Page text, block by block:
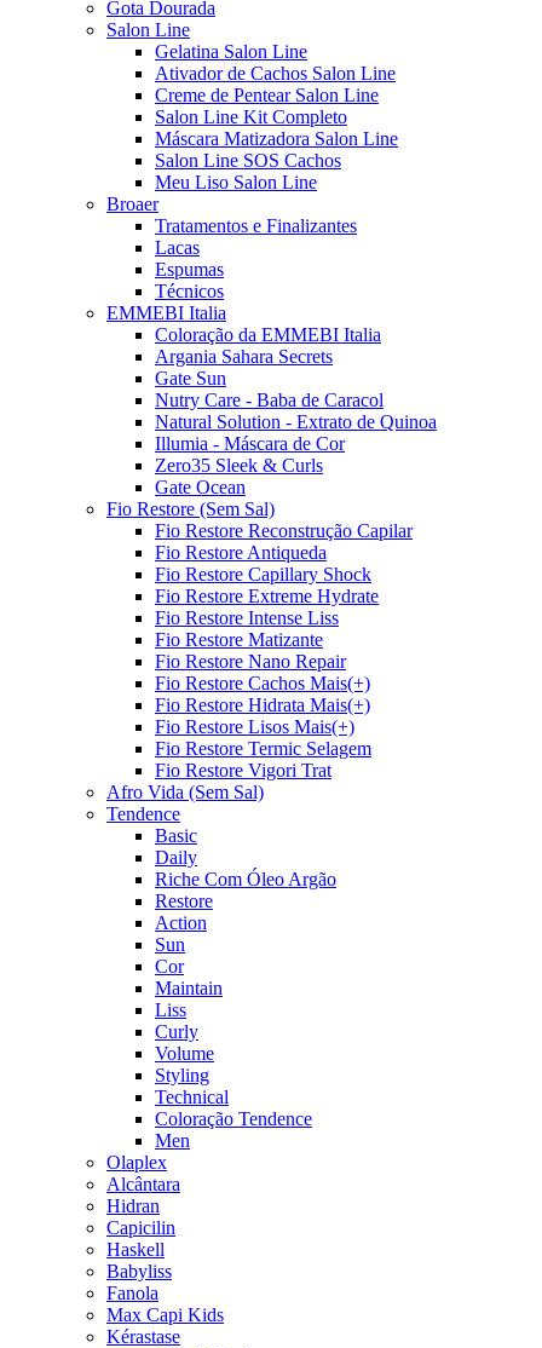
Gota Dourada
Salon Line
Gelatina Salon Line
Ativador de Cachos Salon Line
Creme de Pentear Salon Line
Salon Line Kit Completo
Máscara Matizadora Salon Line
Salon Line SOS Cachos
Meu Liso Salon Line
Broaer
Tratamentos e Finalizantes
Lacas
Espumas
Técnicos
EMMEBI Italia
Coloração da EMMEBI Italia
Argania Sahara Secrets
Gate Sun
Nutry Care - Baba de Caracol
Natural Solution - Extrato de Quinoa
Illumia - Máscara de Cor
Zero35 Sleek & Curls
Gate Ocean
Fio Restore (Sem Sal)
Fio Restore Reconstrução Capilar
Fio Restore Antiqueda
Fio Restore Capillary Shock
Fio Restore Extreme Hydrate
Fio Restore Intense Liss
Fio Restore Matizante
Fio Restore Nano Repair
Fio Restore Cachos Mais(+)
Fio Restore Hidrata Mais(+)
Fio Restore Lisos Mais(+)
Fio Restore Termic Selagem
Fio Restore Vigori Trat
Afro Vida (Sem Sal)
Tendence
Basic
Daily
Riche Com Óleo Argão
Restore
Action
Sun
Cor
Maintain
Liss
Curly
Volume
Styling
Technical
Coloração Tendence
Men
Olaplex
Alcântara
Hidran
Capicilin
Haskell
Babyliss
Fanola
Max Capi Kids
Kérastase